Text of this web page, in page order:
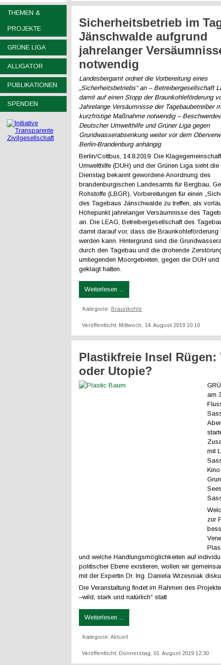
THEMEN &
PROJEKTE
GRÜNE LIGA
ALLIGATOR
PUBLIKATIONEN
SPENDEN
Sicherheitsbetrieb im
Jänschwalde aufgrund
jahrelanger
notwendig
Landesbergamt ordnet die Vorbereitung eines
„Sicherheitsbetriebs“ an – Betreibergesellschaft
damit auf einen Stopp der Braunkohleförderung
Jahrelange Versäumnisse der Tagebaubetreiber
kurzfristige Maßnahme notwendig –
Deutscher Umwelthilfe und Grüner Liga gegen
Grundwasserabsenkung weiter vor dem
Berlin-Brandenburg anhängig
Berlin/Cottbus, 14.8.2019: Die
Umwelthilfe (DUH) und der Grünen Liga sieht
Dienstag bekannt gewordene Anordnung des
brandenburgischen Landesamts für Bergbau,
Rohstoffe (LBGR), Vorbereitungen für einen
des Tagebaus Jänschwalde zu treffen, als
Höhepunkt jahrelanger Versäumnisse des
an. Die LEAG, Betreibergesellschaft des
damit darauf vor, dass die Braunkohleförderung
werden kann. Hintergrund sind die
durch den Tagebau und die drohende
umliegenden Moorgebieten, gegen die DUH und
geklagt hatten.
Weiterlesen ...
Kategorie: Braunkohle
Veröffentlicht: Mittwoch, 14. August 2019 10:10
Plastikfreie Insel Rügen:
oder Utopie?
am
mit
zur
und welche Handlungsmöglichkeiten auf
politischer Ebene existieren, wollen wir
mit der Expertin Dr. Ing. Daniela Wrzesniak
Die Veranstaltung findet im Rahmen des
–wild, stark und natürlich“ statt
Weiterlesen ...
Kategorie: Aktuell
Veröffentlicht: Donnerstag, 01. August 2019 12:30